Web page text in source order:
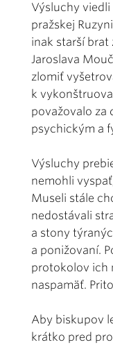
Výsluchy
pražskej
inak starší brat
Jaroslava
zlomiť
k
považovalo za
psychickým a
Výsluchy
nemohli
Museli stále
nedostávali
a stony
a ponižovaní.
protokolov ich
naspamäť.
Aby biskupov
krátko pred